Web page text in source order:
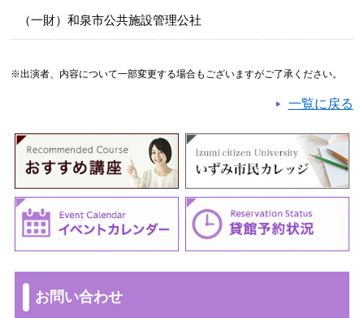
（一財）和泉市公共施設管理公社
※出演者、内容について一部変更する場合もございますがご了承ください。
一覧に戻る
お問い合わせ